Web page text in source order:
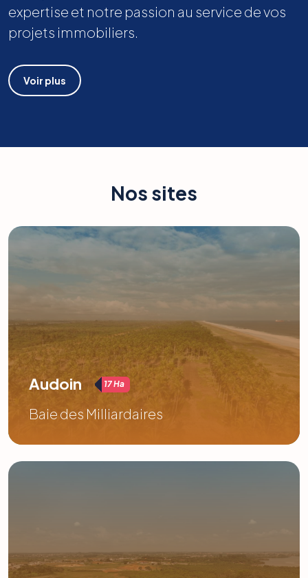
expertise et notre passion au service de vos
projets immobiliers.
Voir plus
Nos sites
Audoin 17 Ha
Baie des Milliardaires